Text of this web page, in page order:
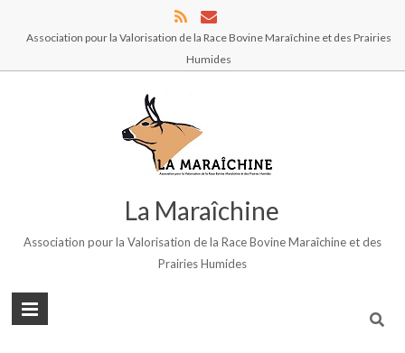
Association pour la Valorisation de la Race Bovine Maraîchine et des Prairies
Humides
La Maraîchine
Association pour la Valorisation de la Race Bovine Maraîchine et des
Prairies Humides